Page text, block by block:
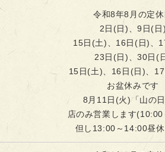
令和8年8月の定休
2日(日)、9日(日)
15日(土)、16日(日)、
23日(日)、30日(
15日(土)、16日(日)、
お盆休みです
8月11日(火)「山の
店のみ営業します
但し13:00～14:00昼